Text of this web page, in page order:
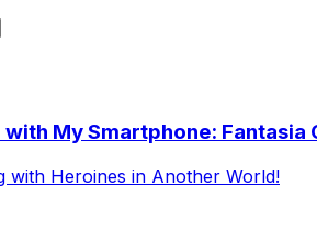
My Smartphone: Fantasia
with Heroines in Another World!